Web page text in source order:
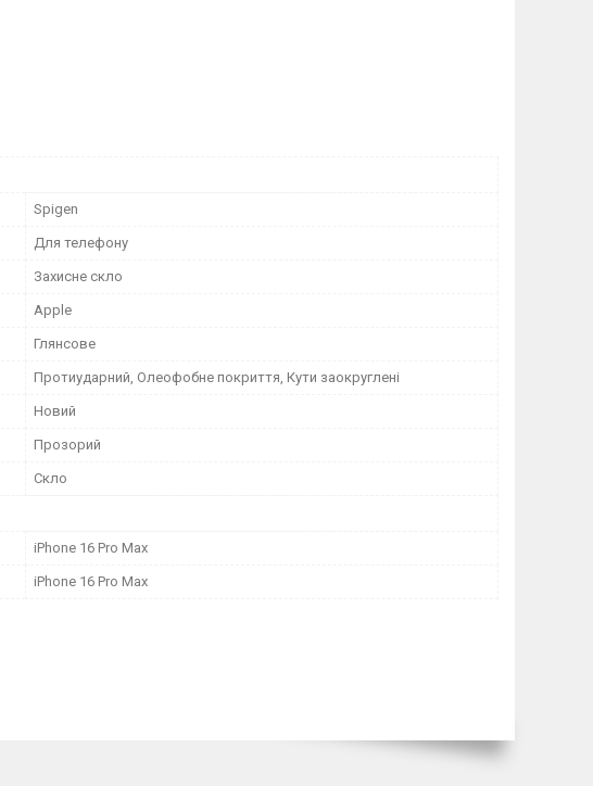
Spigen
Для телефону
Захисне скло
Apple
Глянсове
Протиударний, Олеофобне покриття, Кути заокруглені
Новий
Прозорий
Скло
iPhone 16 Pro Max
iPhone 16 Pro Max